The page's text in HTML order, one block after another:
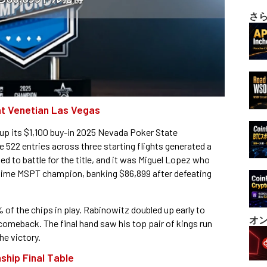
Venetian Las Vegas
its $1,100 buy-in 2025 Nevada Poker State
522 entries across three starting flights generated a
to battle for the title, and it was Miguel Lopez who
MSPT champion, banking $86,899 after defeating
the chips in play. Rabinowitz doubled up early to
The final hand saw his top pair of kings run
victory.
Final Table
さ
オ